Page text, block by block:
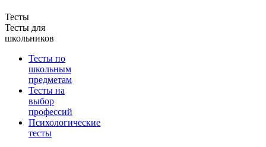
Тесты
Тесты для
школьников
Тесты по
школьным
предметам
Тесты на
выбор
профессий
Психологические
тесты